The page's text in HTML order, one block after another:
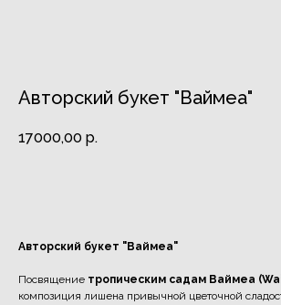
Авторский букет "Ваймеа"
17000,00 р.
Авторский букет "Ваймеа"
Посвящение тропическим садам Ваймеа
композиция лишена привычной цветочной